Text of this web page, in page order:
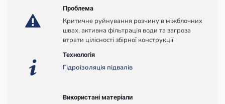
Проблема
Критичне руйнування розчину в міжблочних
швах, активна фільтрація води та загроза
втрати цілісності збірної конструкції
Технологія
Гідроізоляція підвалів
Використані матеріали